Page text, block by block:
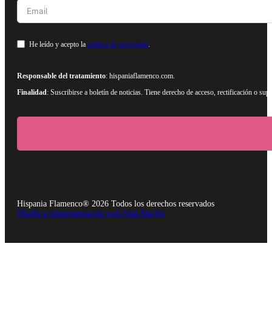
He leído y acepto la política de privacidad
Responsable del tratamiento: hispaniaflamenco.com.
Finalidad: Suscribirse a boletín de noticias. Tiene derecho de acceso, rectificación o
Hispania Flamenco® 2026 Todos los derechos reservados
Diseño e implementación web Alan Martín